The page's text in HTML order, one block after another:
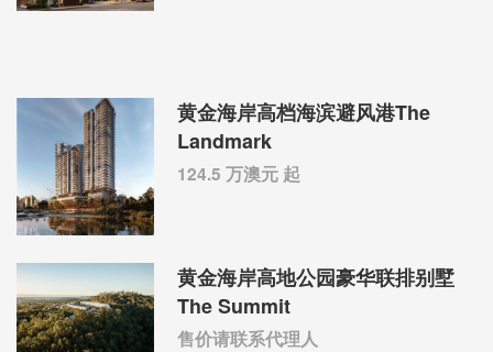
黄金海岸高档海滨避风港The
Landmark
124.5 万澳元 起
黄金海岸高地公园豪华联排别墅
The Summit
售价请联系代理人